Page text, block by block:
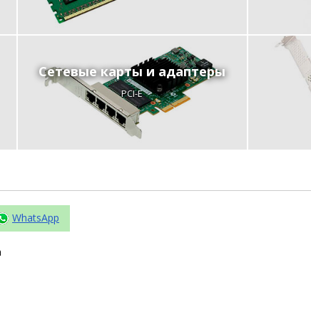
Сетевые карты и адаптеры
PCI-E
WhatsApp